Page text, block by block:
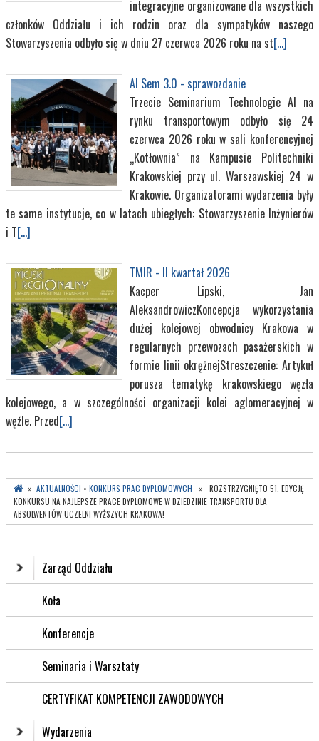
integracyjne organizowane dla wszystkich
członków Oddziału i ich rodzin oraz dla sympatyków naszego
Stowarzyszenia odbyło się w dniu 27 czerwca 2026 roku na st[...]
AI Sem 3.0 - sprawozdanie
Trzecie Seminarium Technologie AI na
rynku transportowym odbyło się 24
czerwca 2026 roku w sali konferencyjnej
„Kotłownia” na Kampusie Politechniki
Krakowskiej przy ul. Warszawskiej 24 w
Krakowie. Organizatorami wydarzenia były
te same instytucje, co w latach ubiegłych: Stowarzyszenie Inżynierów
i T[...]
TMIR - II kwartał 2026
Kacper Lipski, Jan
AleksandrowiczKoncepcja wykorzystania
dużej kolejowej obwodnicy Krakowa w
regularnych przewozach pasażerskich w
formie linii okrężnejStreszczenie: Artykuł
porusza tematykę krakowskiego węzła
kolejowego, a w szczególności organizacji kolei aglomeracyjnej w
węźle. Przed[...]
» AKTUALNOŚCI • KONKURS PRAC DYPLOMOWYCH » ROZSTRZYGNIĘTO 51. EDYCJĘ
KONKURSU NA NAJLEPSZE PRACE DYPLOMOWE W DZIEDZINIE TRANSPORTU DLA
ABSOLWENTÓW UCZELNI WYŻSZYCH KRAKOWA!
Zarząd Oddziału
Koła
Konferencje
Seminaria i Warsztaty
CERTYFIKAT KOMPETENCJI ZAWODOWYCH
Wydarzenia